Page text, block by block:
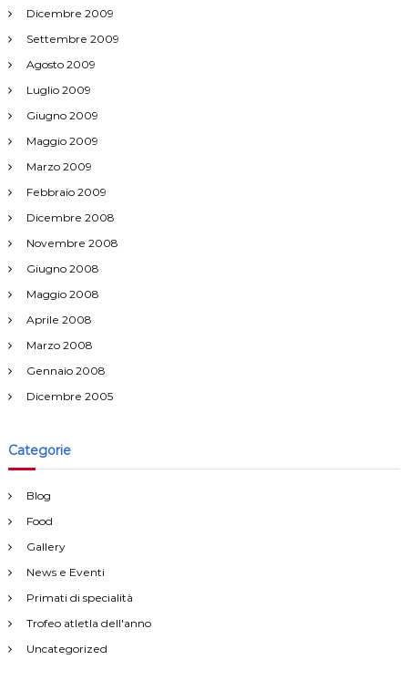
Dicembre 2009
Settembre 2009
Agosto 2009
Luglio 2009
Giugno 2009
Maggio 2009
Marzo 2009
Febbraio 2009
Dicembre 2008
Novembre 2008
Giugno 2008
Maggio 2008
Aprile 2008
Marzo 2008
Gennaio 2008
Dicembre 2005
Categorie
Blog
Food
Gallery
News e Eventi
Primati di specialità
Trofeo atletla dell'anno
Uncategorized